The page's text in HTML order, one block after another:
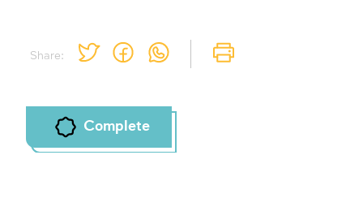
Share:
Complete